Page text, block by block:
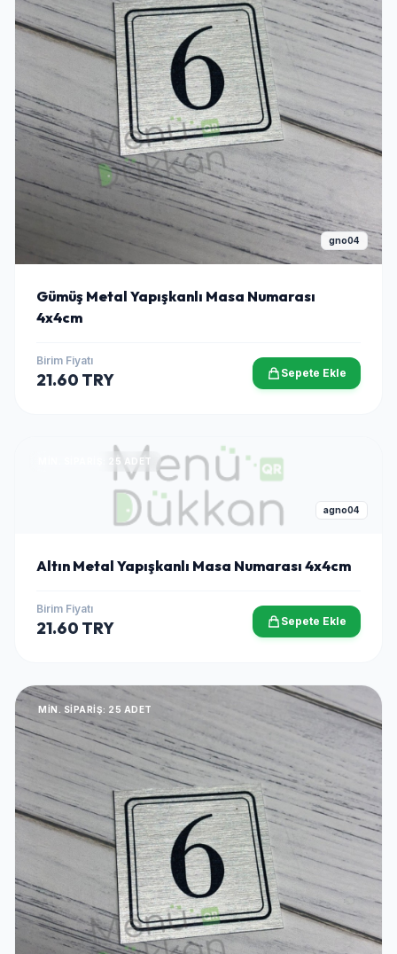
gno04
Gümüş Metal Yapışkanlı Masa Numarası
4x4cm
Birim Fiyatı
21.60 TRY Sepete Ekle
MIN. SIPARIŞ: 25 ADET
agno04
Altın Metal Yapışkanlı Masa Numarası 4x4cm
Birim Fiyatı
21.60 TRY Sepete Ekle
MIN. SIPARIŞ: 25 ADET